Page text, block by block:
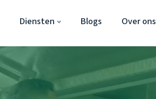
Diensten Blogs Over ons